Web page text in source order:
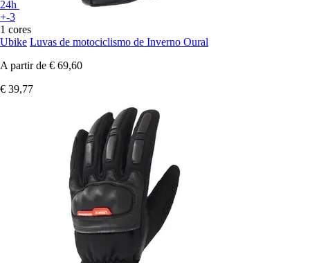
24h
+-3
1 cores
Ubike Luvas de motociclismo de Inverno Oural
A partir de € 69,60
€ 39,77